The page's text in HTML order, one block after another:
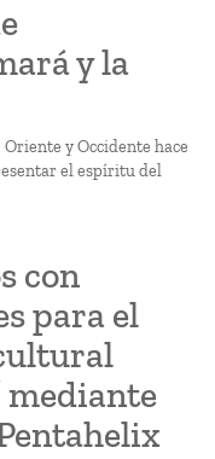
y la
y Occidente hace
el espíritu del
con
para el
mediante